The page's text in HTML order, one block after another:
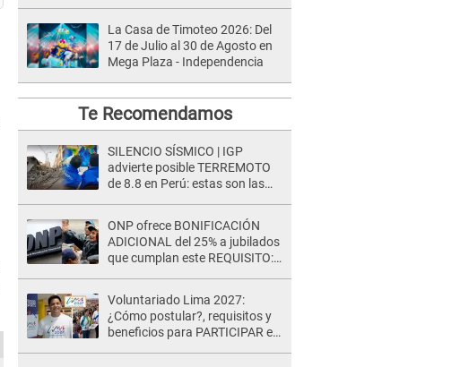
La Casa de Timoteo 2026: Del
17 de Julio al 30 de Agosto en
Mega Plaza - Independencia
Te Recomendamos
SILENCIO SÍSMICO | IGP
advierte posible TERREMOTO
de 8.8 en Perú: estas son las
ONP ofrece BONIFICACIÓN
ADICIONAL del 25% a jubilados
que cumplan este REQUISITO:
Voluntariado Lima 2027:
¿Cómo postular?, requisitos y
beneficios para PARTICIPAR en